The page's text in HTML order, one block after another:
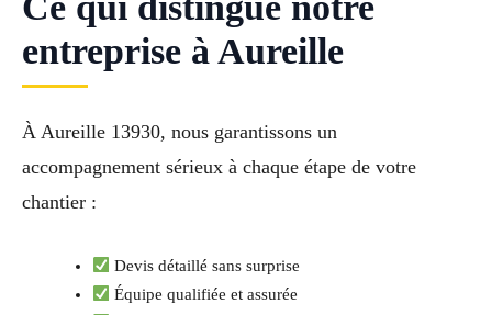
entreprise à Aureille
À Aureille 13930, nous garantissons un
accompagnement sérieux à chaque étape de votre
chantier :
Devis détaillé sans surprise
Équipe qualifiée et assurée